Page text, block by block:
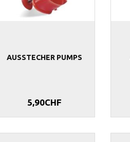
AUSSTECHER PUMPS
5,90CHF